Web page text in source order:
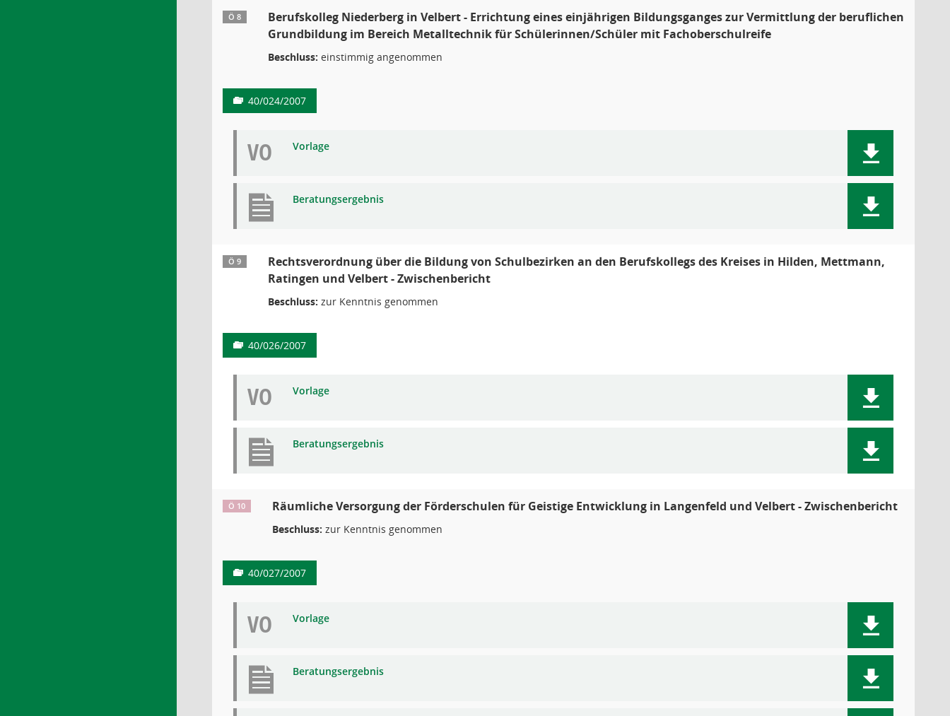
Ö 8
Berufskolleg Niederberg in Velbert - Errichtung eines einjährigen Bildungsganges zur Vermittlung der beruflichen
Grundbildung im Bereich Metalltechnik für Schülerinnen/Schüler mit Fachoberschulreife
Beschluss: einstimmig angenommen
40/024/2007
VO Vorlage
Beratungsergebnis
Ö 9
Rechtsverordnung über die Bildung von Schulbezirken an den Berufskollegs des Kreises in Hilden, Mettmann,
Ratingen und Velbert - Zwischenbericht
Beschluss: zur Kenntnis genommen
40/026/2007
VO Vorlage
Beratungsergebnis
Ö 10 Räumliche Versorgung der Förderschulen für Geistige Entwicklung in Langenfeld und Velbert - Zwischenbericht
Beschluss: zur Kenntnis genommen
40/027/2007
VO Vorlage
Beratungsergebnis